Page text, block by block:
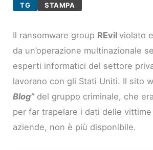
TG STAMPA
Il ransomware group REvilviolato
da un’operazione multinazionale
esperti informatici del settore
lavorano con gli Stati Uniti. Il sito
Blog” del gruppo criminale, che
per far trapelare i dati delle
aziende, non è più disponibile.